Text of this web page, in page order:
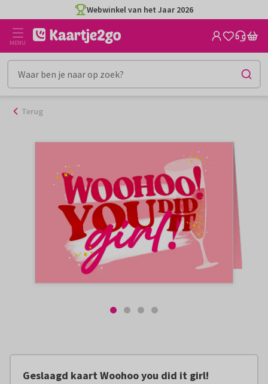
naar
inhoud
Webwinkel van het Jaar 2026
MENU
Terug
Geslaagd kaart Woohoo you did it girl!